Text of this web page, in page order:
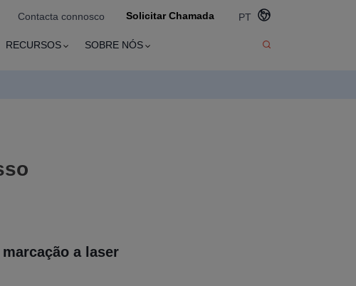
Contacta connosco Solicitar Chamada PT
RECURSOS SOBRE NÓS
a laser